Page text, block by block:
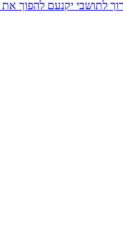
לתושבי יקנעם להפוך